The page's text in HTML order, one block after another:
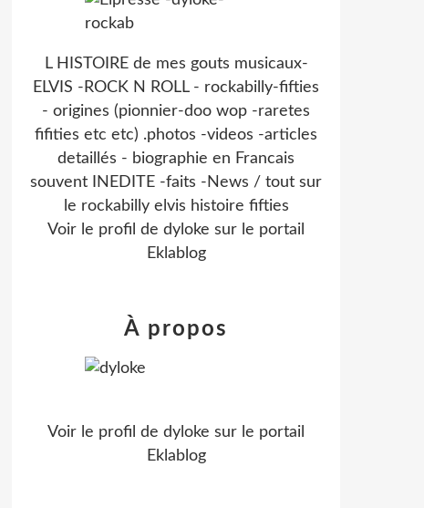
L HISTOIRE de mes gouts musicaux-
ELVIS -ROCK N ROLL - rockabilly-fifties
- origines (pionnier-doo wop -raretes
fifities etc etc) .photos -videos -articles
detaillés - biographie en Francais
souvent INEDITE -faits -News / tout sur
le rockabilly elvis histoire fifties
Voir le profil de dyloke sur le portail
Eklablog
À propos
Voir le profil de dyloke sur le portail
Eklablog